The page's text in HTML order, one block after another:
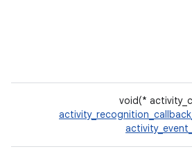
void(*